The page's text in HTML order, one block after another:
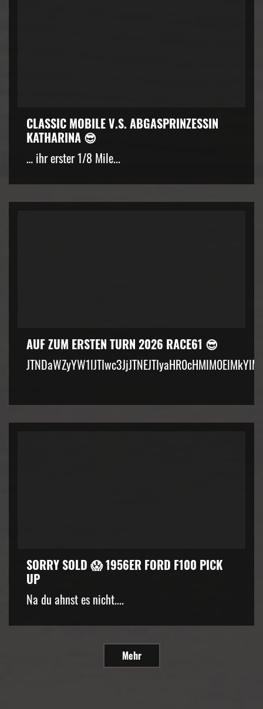
CLASSIC MOBILE V.S. ABGASPRINZESSIN
KATHARINA 😎
… ihr erster 1/8 Mile...
AUF ZUM ERSTEN TURN 2026 RACE61 😎
SORRY SOLD 😱 1956ER FORD F100 PICK
UP
Na du ahnst es nicht....
Mehr